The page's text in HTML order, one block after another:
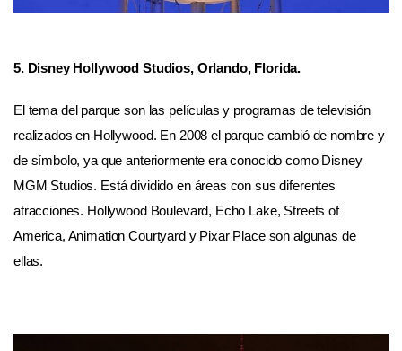
5. Disney Hollywood Studios, Orlando, Florida.
El tema del parque son las películas y programas de televisión
realizados en Hollywood. En 2008 el parque cambió de nombre y
de símbolo, ya que anteriormente era conocido como Disney
MGM Studios. Está dividido en áreas con sus diferentes
atracciones. Hollywood Boulevard, Echo Lake, Streets of
America, Animation Courtyard y Pixar Place son algunas de
ellas.